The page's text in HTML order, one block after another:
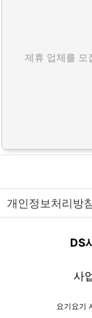
제휴 업체를 모
개인정보처리방
DS
사
요기요기